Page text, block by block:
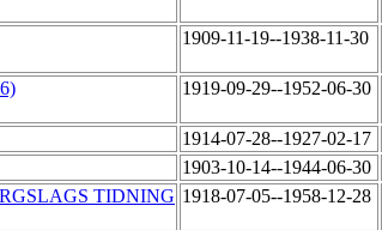
1909-11-19--1938-11-30
1919-09-29--1952-06-30
1914-07-28--1927-02-17
1903-10-14--1944-06-30
TIDNING 1918-07-05--1958-12-28